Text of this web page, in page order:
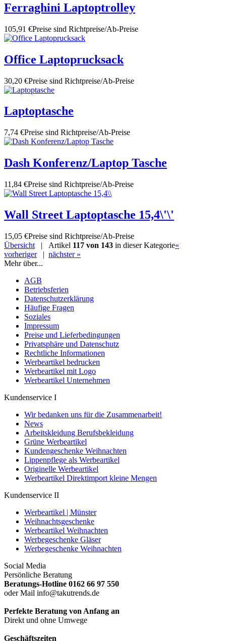
Ferraghini Laptoptrolley
105,91 €Preise sind Richtpreise/Ab-Preise
Office Laptoprucksack
30,20 €Preise sind Richtpreise/Ab-Preise
Laptoptasche
7,74 €Preise sind Richtpreise/Ab-Preise
Dash Konferenz/Laptop Tasche
11,84 €Preise sind Richtpreise/Ab-Preise
Wall Street Laptoptasche 15,4\'\'
15,05 €Preise sind Richtpreise/Ab-Preise
Übersicht | Artikel 117 von 143 in dieser Kategorie«
vorheriger| nächster »
Mehr über...
AGB
Betriebsferien
Datenschutzerklärung
Häufige Fragen
Soziales
Impressum
Preise und Lieferbedingungen
Privatsphäre und Datenschutz
Rechtliche Informationen
Werbeartikel bedrucken
Werbeartikel mit Logo
Werbeartikel Unternehmen
Kundenservice I
Wir bedanken uns für die Zusammenarbeit!
News
Arbeitskleidung Berufsbekleidung
Grüne Werbeartikel
Kundengeschenke Weihnachten
Lippenpflege als Werbeartikel
Originelle Werbeartikel
Werbeartikel Direktimport kleine Mengen
Kundenservice II
Werbeartikel | Münster
Weihnachtsgeschenke
Werbeartikel Weihnachten
Werbegeschenke Gläser
Werbegeschenke Weihnachten
Social Media
Persönliche Beratung
Beratungs-Hotline 0162 66 97 550
oder Mail info@takutrends.de
Perfekte Beratung von Anfang an
Direkt und ohne Umwege
Geschäftszeiten